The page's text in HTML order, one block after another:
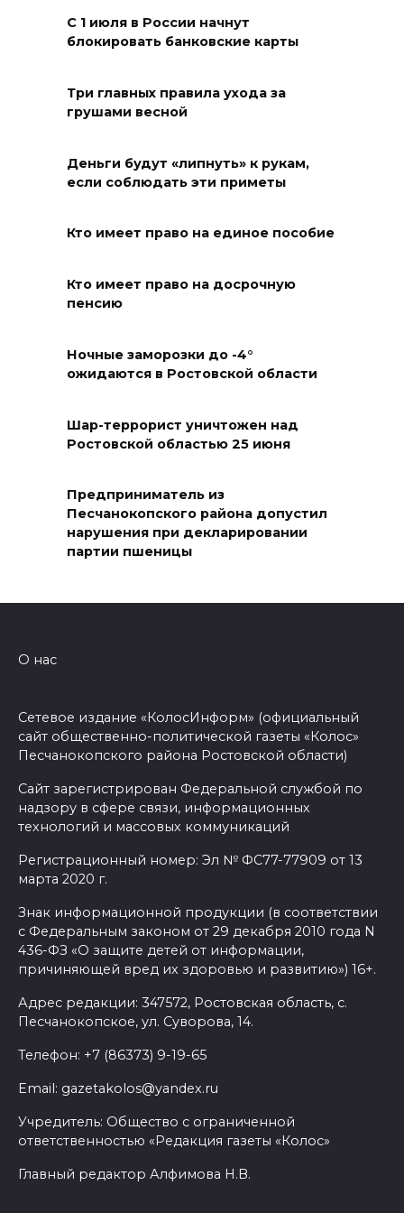
Новочеркасске разыскивают
сбежавшего с места ДТП
06 августа 2026 13:33
военно-спортивной смене
06 августа 2026 13:33
Безопасность выборов,
плазменный двигатель и
06 августа 2026 13:33
Теннисистка Любовь
Проненко из Таганрога взяла
турнире в Германии
06 августа 2026 12:49
Ростове изъяли 10 кг рыбы
сомнительного качества
Отдых в безопасности
06 августа 2026 12:28
Батайские плетуньи
06 августа 2026 12:25
06 августа 2026 12:04
Первая в России транзакция
для льготников по проекту
Дону
06 августа 2026 12:03
С 1 июля в России начнут
блокировать банковские карты
Три главных правила ухода за
грушами весной
Деньги будут «липнуть» к рукам,
если соблюдать эти приметы
Кто имеет право на единое пособие
Кто имеет право на досрочную
пенсию
Ночные заморозки до -4°
ожидаются в Ростовской области
Шар-террорист уничтожен над
Ростовской областью 25 июня
Предприниматель из
Песчанокопского района допустил
нарушения при декларировании
партии пшеницы
О нас
Сетевое издание «КолосИнформ» (официальный
сайт общественно-политической газеты «Колос»
Песчанокопского района Ростовской области)
Сайт зарегистрирован Федеральной службой по
надзору в сфере связи, информационных
технологий и массовых коммуникаций
Регистрационный номер: Эл № ФС77-77909 от 13
марта 2020 г.
Знак информационной продукции (в соответствии
с Федеральным законом от 29 декабря 2010 года N
436-ФЗ «О защите детей от информации,
причиняющей вред их здоровью и развитию») 16+.
Адрес редакции: 347572, Ростовская область, с.
Песчанокопское, ул. Суворова, 14.
Телефон: +7 (86373) 9-19-65
Email: gazetakolos@yandex.ru
Учредитель: Общество с ограниченной
ответственностью «Редакция газеты «Колос»
Главный редактор Алфимова Н.В.